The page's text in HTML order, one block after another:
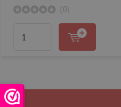
(0)